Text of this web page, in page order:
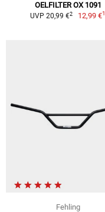
OELFILTER OX 1091
UVP 20,99 €2 12,99 €1
Fehling